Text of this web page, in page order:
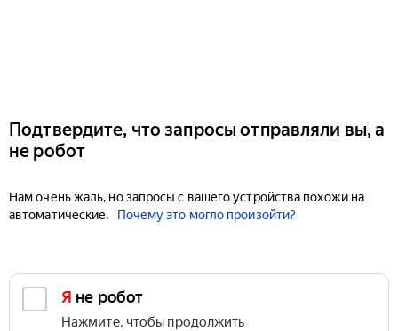
Подтвердите, что запросы отправляли вы, а
не робот
Нам очень жаль, но запросы с вашего устройства похожи на
автоматические.
Почему это могло произойти?
Я не робот
Нажмите, чтобы продолжить